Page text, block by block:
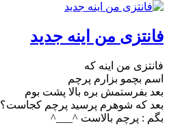
فانتزی من اینه جدید
فانتزی من اینه که
اسم بچمو بزارم پرچم
بعد بفرستمش بره بالا پشت بوم
بعد که شوهرم پرسید پرچم کجاست؟
بگم : پرچم بالاست ^___^